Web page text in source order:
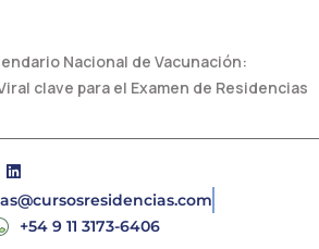
Nacional de Vacunación:
clave para el Examen de Residencias
L
i
n
e+54 9 11 3173-6406